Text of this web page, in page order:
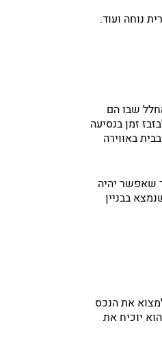
נוחה ועוד.
שבו הם
זמן בנסיעה
באווירה
שאפשר יהיה
בבניין
את הנכס
יוכיח את